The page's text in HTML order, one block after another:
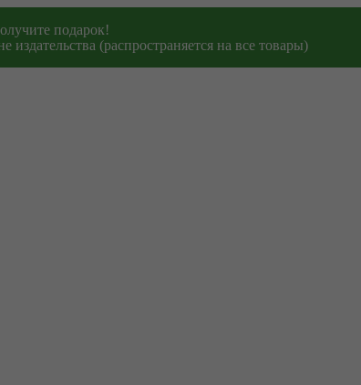
подарок!
(распространяется на все товары)